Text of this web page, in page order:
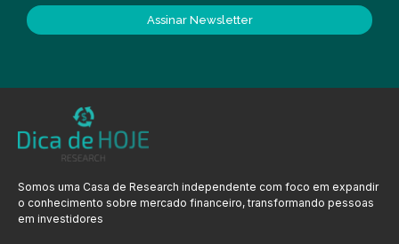
Assinar Newsletter
Somos uma Casa de Research independente com foco em expandir
o conhecimento sobre mercado financeiro, transformando pessoas
em investidores